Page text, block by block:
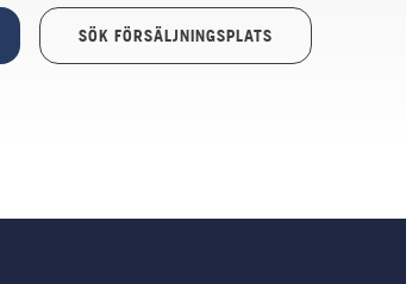
SÖK FÖRSÄLJNINGSPLATS